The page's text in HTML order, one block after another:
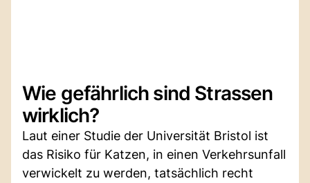
Wie gefährlich sind Strassen
wirklich?
Laut einer Studie der Universität Bristol ist
das Risiko für Katzen, in einen Verkehrsunfall
verwickelt zu werden, tatsächlich recht